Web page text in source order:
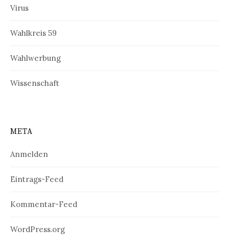
Virus
Wahlkreis 59
Wahlwerbung
Wissenschaft
META
Anmelden
Eintrags-Feed
Kommentar-Feed
WordPress.org